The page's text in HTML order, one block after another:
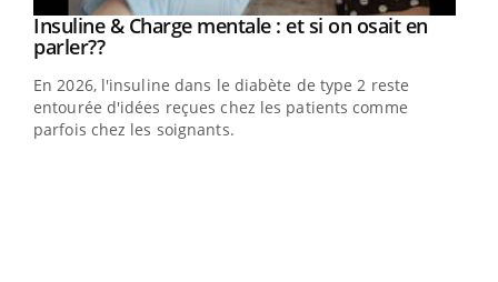
Youtube
Insuline & Charge mentale : et si on osait en
parler??Youtube
En 2026, l'insuline dans le diabète de type 2 reste
entourée d'idées reçues chez les patients comme
parfois chez les soignants.